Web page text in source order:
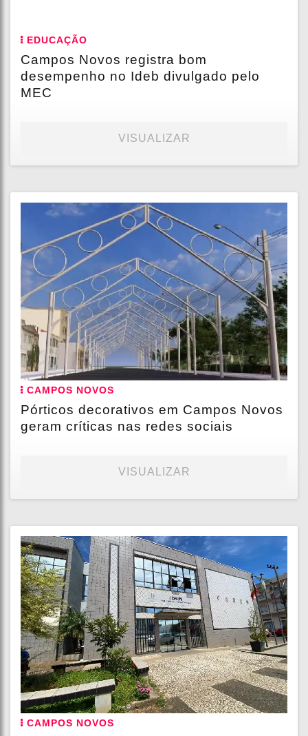
EDUCAÇÃO
Campos Novos registra bom
desempenho no Ideb divulgado pelo
MEC
VISUALIZAR
CAMPOS NOVOS
Pórticos decorativos em Campos Novos
geram críticas nas redes sociais
VISUALIZAR
CAMPOS NOVOS